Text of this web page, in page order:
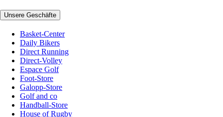
Unsere Geschäfte
Basket-Center
Daily Bikers
Direct Running
Direct-Volley
Espace Golf
Foot-Store
Galopp-Store
Golf and co
Handball-Store
House of Rugby